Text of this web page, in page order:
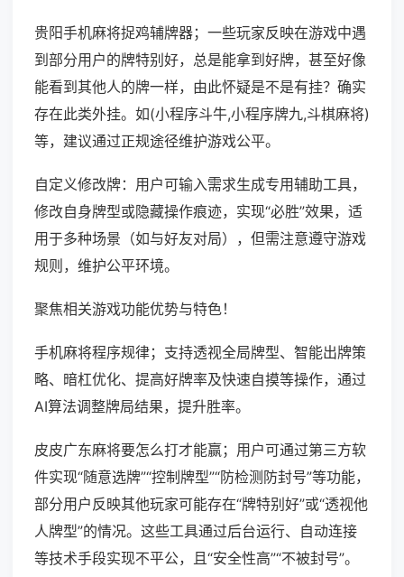
贵阳手机麻将捉鸡辅牌器；一些玩家反映在游戏中遇
到部分用户的牌特别好，总是能拿到好牌，甚至好像
能看到其他人的牌一样，由此怀疑是不是有挂？确实
存在此类外挂。如(小程序斗牛,小程序牌九,斗棋麻将)
等，建议通过正规途径维护游戏公平。
自定义修改牌：用户可输入需求生成专用辅助工具，
修改自身牌型或隐藏操作痕迹，实现“必胜”效果，适
用于多种场景（如与好友对局），但需注意遵守游戏
规则，维护公平环境。
聚焦相关游戏功能优势与特色！
手机麻将程序规律；支持透视全局牌型、智能出牌策
略、暗杠优化、提高好牌率及快速自摸等操作，通过
AI算法调整牌局结果，提升胜率。
皮皮广东麻将要怎么打才能赢；用户可通过第三方软
件实现“随意选牌”“控制牌型”“防检测防封号”等功能，
部分用户反映其他玩家可能存在“牌特别好”或“透视他
人牌型”的情况。这些工具通过后台运行、自动连接
等技术手段实现不平公，且“安全性高”“不被封号”。